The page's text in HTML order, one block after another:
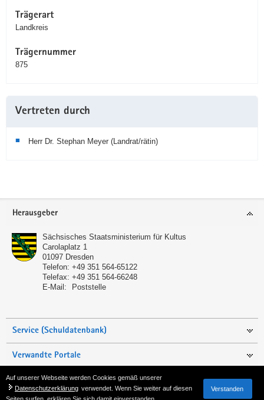
Trägerart
Landkreis
Trägernummer
875
Vertreten durch
Herr Dr. Stephan Meyer (Landrat/rätin)
Service
Herausgeber
Sächsisches Staatsministerium für Kultus
Carolaplatz 1
01097 Dresden
Telefon: +49 351 564-65122
Telefax: +49 351 564-66248
E-Mail:
Poststelle
Service (Schuldatenbank)
Verwandte Portale
Seite empfehlen
Auf unserer Webseite werden Cookies gemäß unserer
Datenschutzerklärung verwendet. Wenn Sie weiter auf diesen
Verstanden